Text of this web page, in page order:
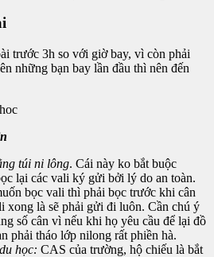
trước 3h so với giờ bay, vì còn phải
những bạn bay lần đầu thì nên đến
túi ni lông. Cái này ko bắt buộc
lại các vali ký gửi bởi lý do an toàn.
bọc vali thì phải bọc trước khi cân
xong là sẽ phải gửi đi luôn. Cần chú ý
số cân vì nếu khi họ yêu cầu để lại đồ
phải tháo lớp nilong rất phiền hà.
học: CAS của trường, hộ chiếu là bắt